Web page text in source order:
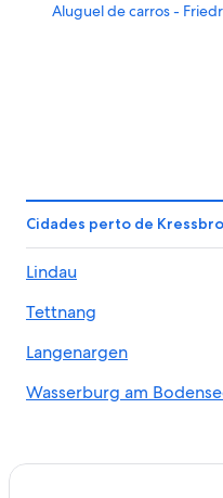
Aluguel de carros -
Cidades perto de
Lindau
Tettnang
Langenargen
Wasserburg am